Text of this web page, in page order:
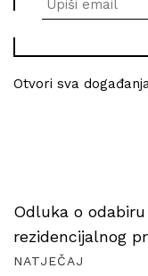
Otvori sva
Odluka o
rezidencijalnog
NATJEČAJ